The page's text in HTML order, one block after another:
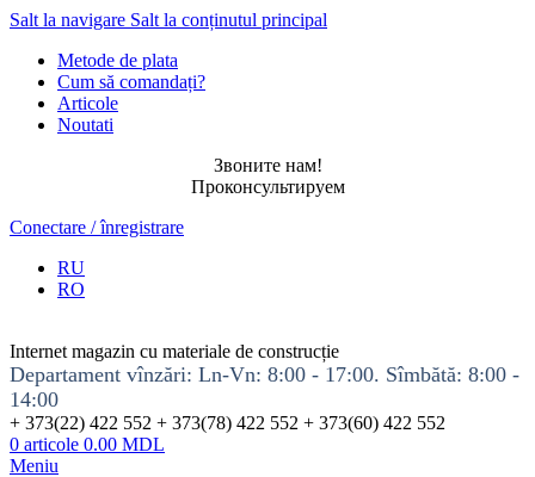
Salt la navigare Salt la conținutul principal
Metode de plata
Cum să comandați?
Articole
Noutati
Звоните нам!
Проконсультируем
Conectare / înregistrare
RU
RO
Internet magazin cu materiale de construcție
Departament vînzări: Ln-Vn: 8:00 - 17:00. Sîmbătă: 8:00 -
14:00
+ 373(22) 422 552 + 373(78) 422 552 + 373(60) 422 552
0 articole 0.00 MDL
Meniu